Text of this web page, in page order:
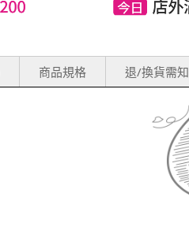
商品規格 退/換貨需知